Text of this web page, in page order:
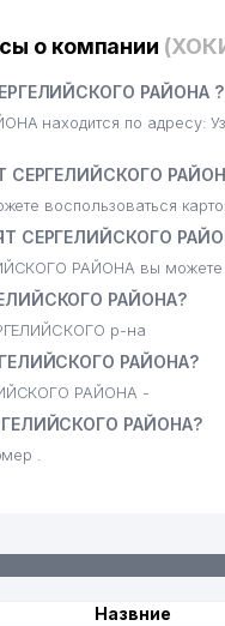
ООО
ФИЛИАЛ
о компании
РАЙОНА ?
находится по адресу:
СЕРГЕЛИЙСКОГО
воспользоваться
СЕРГЕЛИЙСКОГО
РАЙОНА вы можете
РАЙОНА?
р-на
РАЙОНА?
РАЙОНА -
РАЙОНА?
.
Назвние